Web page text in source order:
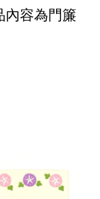
內容為門簾